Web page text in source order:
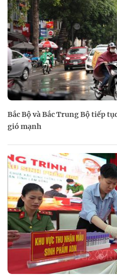
Bắc Bộ và Bắc Trung Bộ tiếp
gió mạnh